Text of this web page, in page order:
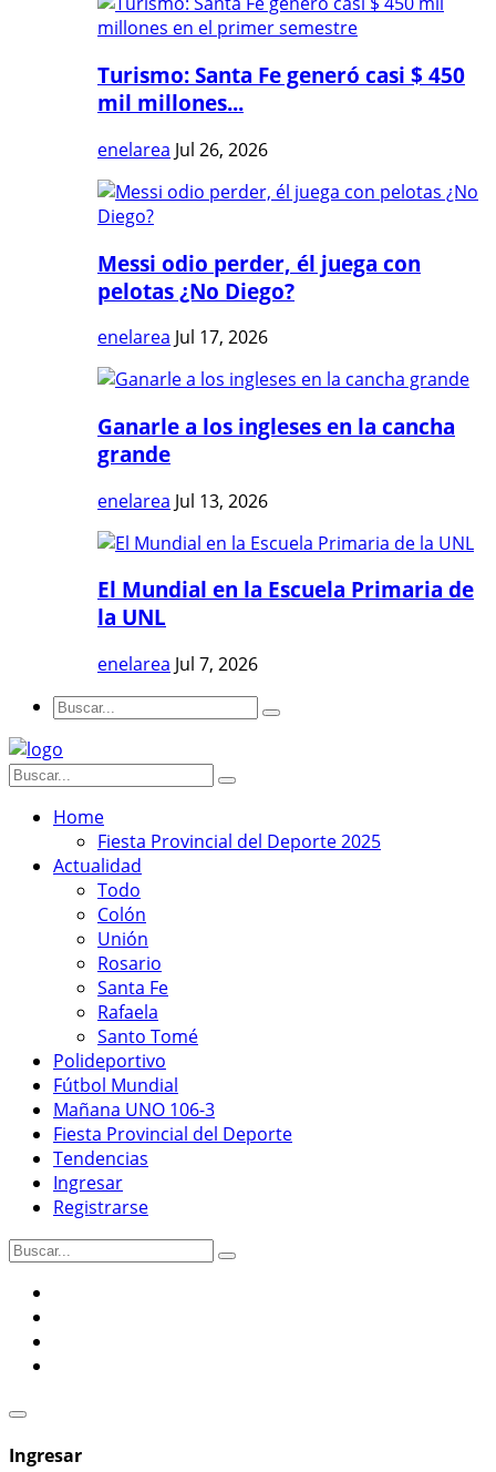
Turismo: Santa Fe generó casi $ 450
mil millones...
enelarea Jul 26, 2026
Messi odio perder, él juega con
pelotas ¿No Diego?
enelarea Jul 17, 2026
Ganarle a los ingleses en la cancha
grande
enelarea Jul 13, 2026
El Mundial en la Escuela Primaria de
la UNL
enelarea Jul 7, 2026
Home
Fiesta Provincial del Deporte 2025
Actualidad
Todo
Colón
Unión
Rosario
Santa Fe
Rafaela
Santo Tomé
Polideportivo
Fútbol Mundial
Mañana UNO 106-3
Fiesta Provincial del Deporte
Tendencias
Ingresar
Registrarse
Ingresar